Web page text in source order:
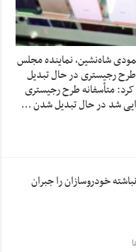
شاه‌نشین، نماینده مجلس
رجیستری در حال تبدیل
متأسفانه طرح رجیستری
شد در حال تبدیل شدن …
خودروسازان را جبران